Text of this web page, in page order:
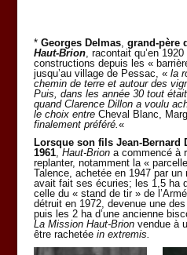
* Georges Delmas, grand-père
Haut-Brion, racontait qu’en
constructions depuis les «
jusqu’au village de Pessac, « la
chemin de terre et autour des
Puis, dans les année 30 tout
quand Clarence Dillon a voulu
le choix entre Cheval Blanc,
finalement préféré. «
Lorsque son fils Jean-Bernard
1961,Haut-Briona commencé à
replanter, notamment la «
Talence, achetée en 1947 par
avait fait ses écuries; les 1,5 ha
celle du « stand de tir » de
détruit en 1972, devenue une
puis les 2 ha d’une ancienne
La Mission Haut-Brionvendue à
être rachetéein extremis.